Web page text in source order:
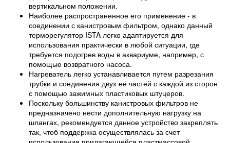
вертикальном положении.
Наиболее распространенное его применение - в
соединении с канистровым фильтром, однако данный
терморегулятор ISTA легко адаптируется для
использования практически в любой ситуации, где
требуется подогрев воды в аквариуме, например, с
помощью возвратного насоса.
Нагреватель легко устанавливается путем разрезания
трубки и соединения двух её частей с каждой из сторон
с помощью зажимных пластиковых штуцеров.
Поскольку большинству канистровых фильтров не
предназначено нести дополнительную нагрузку на
шлангах, рекомендуется данное устройство закреплять
так, чтоб поддержка осуществлялась за счет